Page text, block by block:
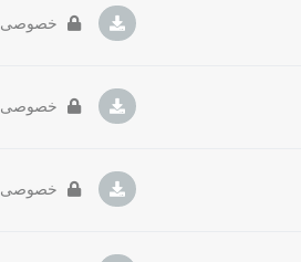
خصوصی
خصوصی
خصوصی